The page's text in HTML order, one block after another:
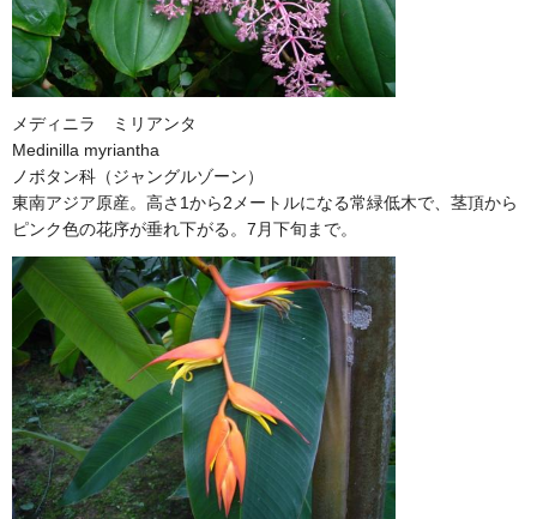
メディニラ ミリアンタ
Medinilla myriantha
ノボタン科（ジャングルゾーン）
東南アジア原産。高さ1から2メートルになる常緑低木で、茎頂から
ピンク色の花序が垂れ下がる。7月下旬まで。